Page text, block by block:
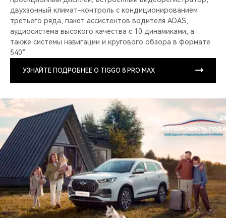
двухзонный климат-контроль с кондиционированием
третьего ряда, пакет ассистентов водителя ADAS,
аудиосистема высокого качества с 10 динамиками, а
также системы навигации и кругового обзора в формате
540°.
УЗНАЙТЕ ПОДРОБНЕЕ О TIGGO 8 PRO MAX